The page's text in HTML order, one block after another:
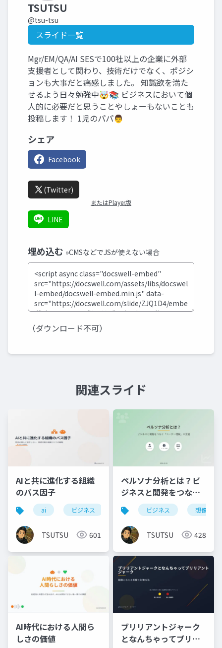
TSUTSU
@tsu-tsu
スライド一覧
Mgr/EM/QA/AI SESで100社以上の企業に外部
支援者として関わり、技術だけでなく、ポジシ
ョンも大事だと痛感しました。 知識欲を満た
せるよう日々勉強中🤯📚 ビジネスにおいて個
人的に必要だと思うことやしょーもないことも
投稿します！ 1児のパパ👨
シェア
Facebook
(Twitter)
またはPlayer版
LINE
埋め込む »CMSなどでJSが使えない場合
（ダウンロード不可）
関連スライド
AIと共に進化する組織
のバス因子
ai ビジネス バス因子 進化
TSUTSU 601
ペルソナ分析とは？ビ
ジネスと開発をつなぐ
「ユーザー理解」の王
道
ビジネス 想像力
TSUTSU 428
AI時代における人間ら
しさの価値
ブリリアントジャーク
となんちゃってブリリ